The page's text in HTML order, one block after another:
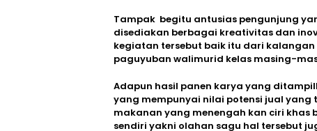
Tampak begitu antusias pengunjung
disediakan berbagai kreativitas dan
kegiatan tersebut baik itu dari
paguyuban walimurid kelas masing-
Adapun hasil panen karya yang
yang mempunyai nilai potensi jual
makanan yang menengah kan ciri khas
sendiri yakni olahan sagu hal tersebut